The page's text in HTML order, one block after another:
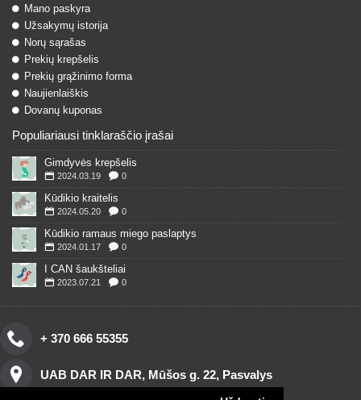
Mano paskyra
Užsakymų istorija
Norų sąrašas
Prekių krepšelis
Prekių grąžinimo forma
Naujienlaiškis
Dovanų kuponas
Populiariausi tinklaraščio įrašai
Gimdyvės krepšelis
2024.03.19 0
Kūdikio kraitelis
2024.05.20 0
Kūdikio ramaus miego paslaptys
2024.01.17 0
I CAN šaukšteliai
2023.07.21 0
+ 370 666 55355
UAB DAR IR DAR, Mūšos g. 22, Pasvalys